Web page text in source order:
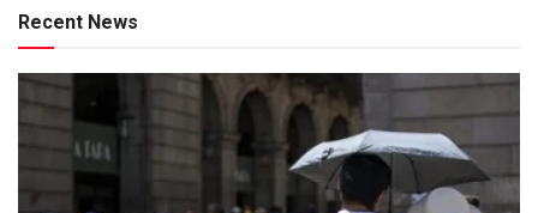
Recent News